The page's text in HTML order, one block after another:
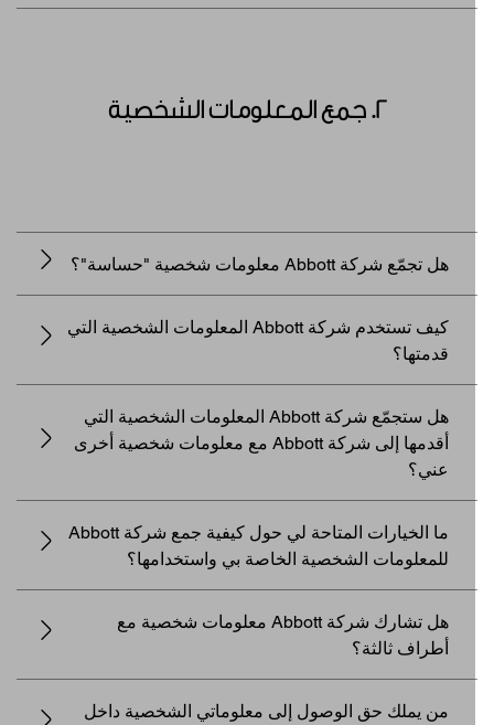
هل تجمّع شركة Abbott معلومات شخصية "حساسة"؟
كيف تستخدم شركة Abbott المعلومات الشخصية التي
قدمتها؟
هل ستجمّع شركة Abbott المعلومات الشخصية التي
أقدمها إلى شركة Abbott مع معلومات شخصية أخرى
عني؟
ما الخيارات المتاحة لي حول كيفية جمع شركة Abbott
للمعلومات الشخصية الخاصة بي واستخدامها؟
هل تشارك شركة Abbott معلومات شخصية مع
أطراف ثالثة؟
من يملك حق الوصول إلى معلوماتي الشخصية داخل